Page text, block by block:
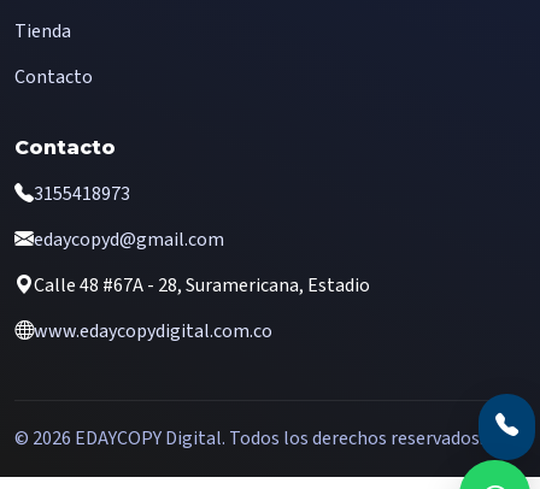
Tienda
Contacto
Contacto
3155418973
edaycopyd@gmail.com
Calle 48 #67A - 28, Suramericana, Estadio
www.edaycopydigital.com.co
© 2026 EDAYCOPY Digital. Todos los derechos reservados.